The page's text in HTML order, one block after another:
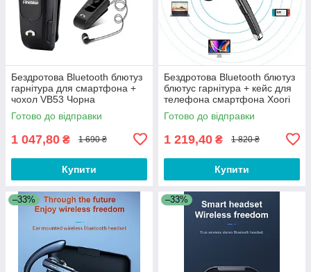
Бездротова Bluetooth блютуз
гарнітура для смартфона +
чохол VB53 Чорна
Готово до відправки
1 047,80 ₴ 1 690 ₴
Купити
Бездротова Bluetooth блютуз
блютус гарнітура + кейс для
телефона смартфона Xoori
UR-520
Готово до відправки
1 219,40 ₴ 1 820 ₴
Купити
–33% –33%